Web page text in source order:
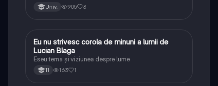
Univ. 905 3
Limba și literatura română
Eu nu strivesc corola de minuni a lumii de
Lucian Blaga
Eseu tema și viziunea despre lume
11 163 1